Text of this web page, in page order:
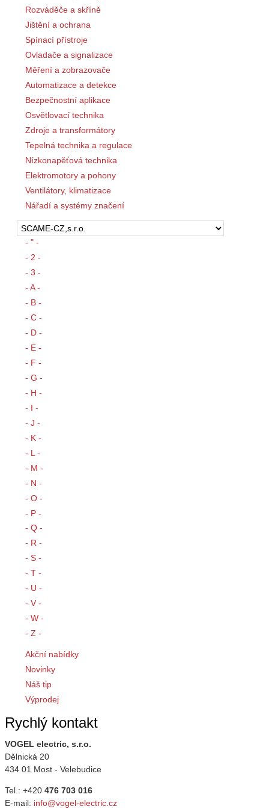
Rozváděče a skříně
Jištění a ochrana
Spínací přístroje
Ovladače a signalizace
Měření a zobrazovače
Automatizace a detekce
Bezpečnostní aplikace
Osvětlovací technika
Zdroje a transformátory
Tepelná technika a regulace
Nízkonapěťová technika
Elektromotory a pohony
Ventilátory, klimatizace
Nářadí a systémy značení
- " -
- 2 -
- 3 -
- A -
- B -
- C -
- D -
- E -
- F -
- G -
- H -
- I -
- J -
- K -
- L -
- M -
- N -
- O -
- P -
- Q -
- R -
- S -
- T -
- U -
- V -
- W -
- Z -
Akční nabídky
Novinky
Náš tip
Výprodej
Rychlý kontakt
VOGEL electric, s.r.o.
Dělnická 20
434 01 Most - Velebudice
Tel.: +420 476 703 016
E-mail: info@vogel-electric.cz